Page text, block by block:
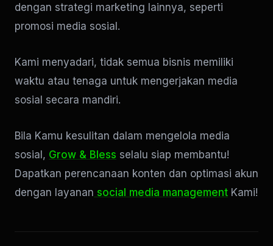
dengan strategi marketing lainnya, seperti
promosi media sosial.
Kami menyadari, tidak semua bisnis memiliki
waktu atau tenaga untuk mengerjakan media
sosial secara mandiri.
Bila Kamu kesulitan dalam mengelola media
sosial, Grow & Bless selalu siap membantu!
Dapatkan perencanaan konten dan optimasi akun
dengan layanan social media management Kami!